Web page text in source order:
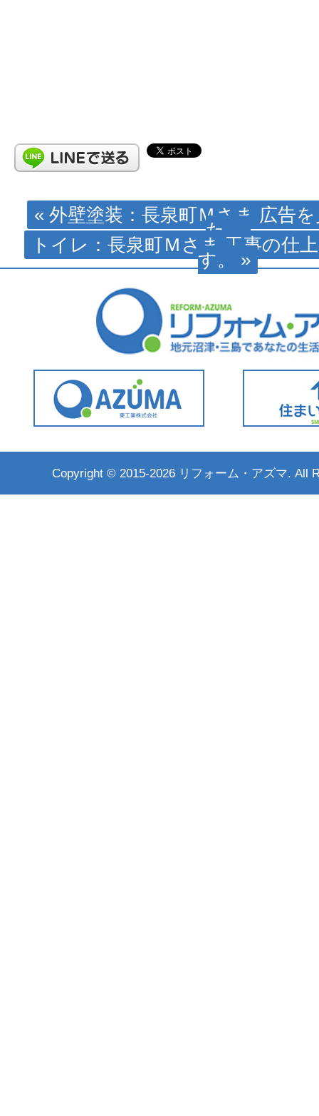
« 外壁塗装：長泉町Ｍさま 広告
た。
トイレ：長泉町Ｍさま 工事の仕
す。 »
Copyright © 2015-2026 リフォーム・アズマ. All